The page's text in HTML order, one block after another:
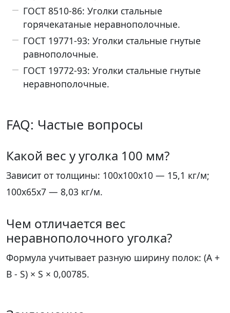
ГОСТ 8510-86: Уголки стальные
горячекатаные неравнополочные.
ГОСТ 19771-93: Уголки стальные гнутые
равнополочные.
ГОСТ 19772-93: Уголки стальные гнутые
неравнополочные.
FAQ: Частые вопросы
Какой вес у уголка 100 мм?
Зависит от толщины: 100х100х10 — 15,1 кг/м;
100х65х7 — 8,03 кг/м.
Чем отличается вес
неравнополочного уголка?
Формула учитывает разную ширину полок: (A +
B - S) × S × 0,00785.